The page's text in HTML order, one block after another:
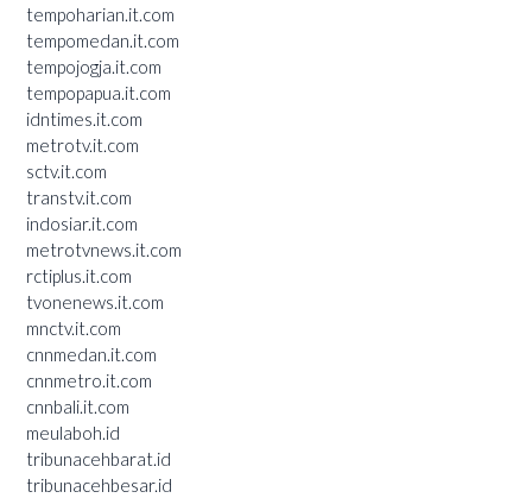
tempoharian.it.com
tempomedan.it.com
tempojogja.it.com
tempopapua.it.com
idntimes.it.com
metrotv.it.com
sctv.it.com
transtv.it.com
indosiar.it.com
metrotvnews.it.com
rctiplus.it.com
tvonenews.it.com
mnctv.it.com
cnnmedan.it.com
cnnmetro.it.com
cnnbali.it.com
meulaboh.id
tribunacehbarat.id
tribunacehbesar.id